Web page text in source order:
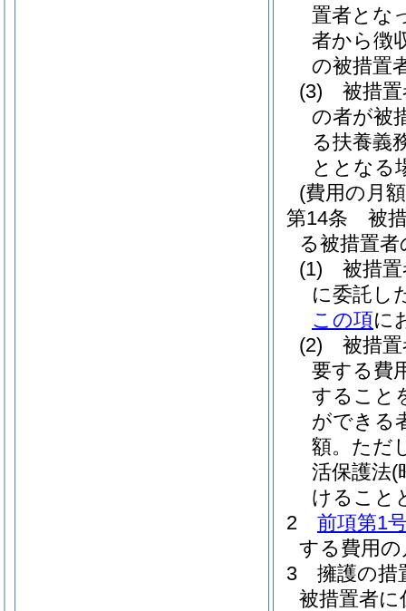
置者とな
者から徴
の被措置
(3)
被措
の者が被
る扶養義
ととなる
(費用の月
第14条
被
る被措置
(1)
被措
に委託
この項に
(2)
被措
要する費
すること
ができる
額。 ただ
活保護法(
けること
2
前項第1
する費用
3
擁護の措
被措置者